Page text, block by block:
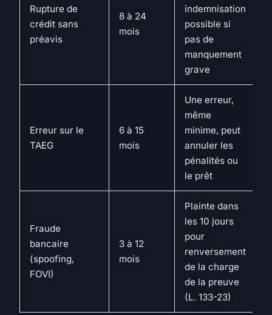
Rupture de
crédit sans
préavis
8 à 24
mois
indemnisation
possible si
pas de
manquement
grave
Erreur sur le
TAEG
6 à 15
mois
Une erreur,
même
minime, peut
annuler les
pénalités ou
le prêt
Fraude
bancaire
(spoofing,
FOVI)
3 à 12
mois
Plainte dans
les 10 jours
pour
renversement
de la charge
de la preuve
(L. 133-23)